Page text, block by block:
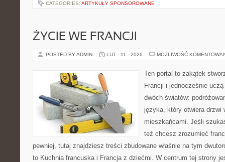
CATEGORIES: ARTYKUŁY SPONSOROWANE
ŻYCIE WE FRANCJI
POSTED BY ADMIN LUT - 11 - 2026 MOŻLIWOŚĆ
Ten portal to zakątek
Francji i jednocześnie
dwóch światów:
języka, który otwiera drzwi
mieszkańcami. Jeśli
też chcesz zrozumieć
pewniej, tutaj znajdziesz treści zbudowane właśnie na tym
to Kuchnia francuska i Francja z dziećmi. W centrum tej strony